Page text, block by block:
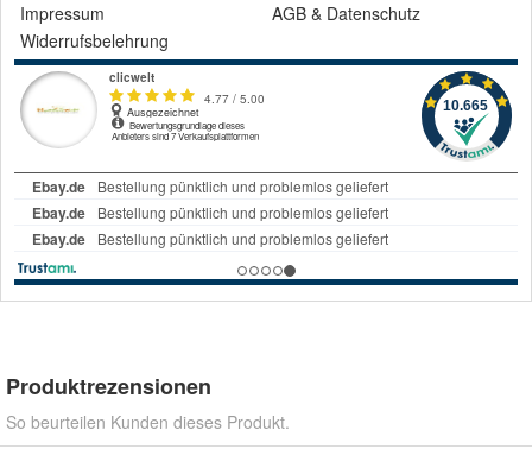
Impressum
AGB & Datenschutz
Widerrufsbelehrung
Produktrezensionen
So beurteilen Kunden dieses Produkt.